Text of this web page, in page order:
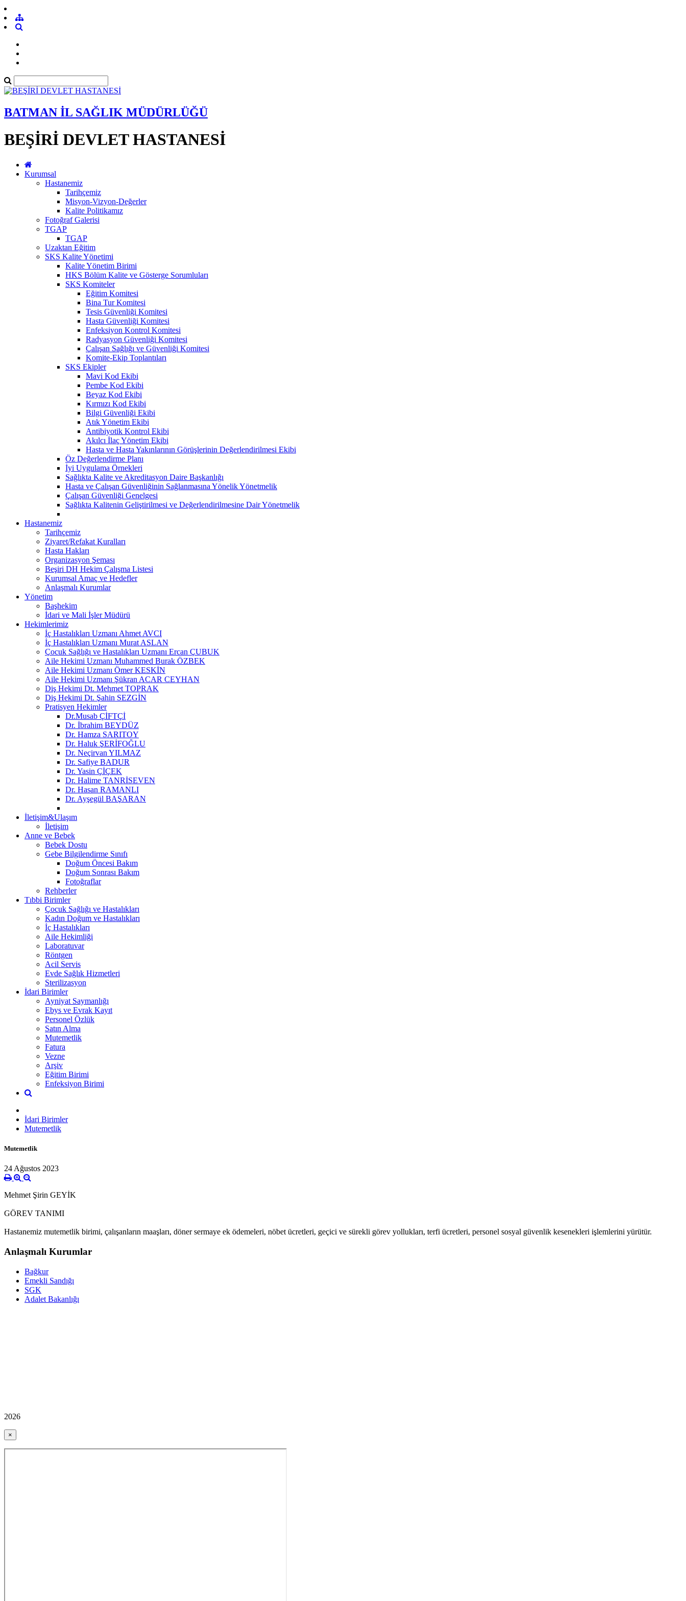
BATMAN İL SAĞLIK MÜDÜRLÜĞÜ
BEŞİRİ DEVLET HASTANESİ
Kurumsal
Hastanemiz
Tarihçemiz
Misyon-Vizyon-Değerler
Kalite Politikamız
Fotoğraf Galerisi
TGAP
TGAP
Uzaktan Eğitim
SKS Kalite Yönetimi
Kalite Yönetim Birimi
HKS Bölüm Kalite ve Gösterge Sorumluları
SKS Komiteler
Eğitim Komitesi
Bina Tur Komitesi
Tesis Güvenliği Komitesi
Hasta Güvenliği Komitesi
Enfeksiyon Kontrol Komitesi
Radyasyon Güvenliği Komitesi
Çalışan Sağlığı ve Güvenliği Komitesi
Komite-Ekip Toplantıları
SKS Ekipler
Mavi Kod Ekibi
Pembe Kod Ekibi
Beyaz Kod Ekibi
Kırmızı Kod Ekibi
Bilgi Güvenliği Ekibi
Atık Yönetim Ekibi
Antibiyotik Kontrol Ekibi
Akılcı İlaç Yönetim Ekibi
Hasta ve Hasta Yakınlarının Görüşlerinin Değerlendirilmesi Ekibi
Öz Değerlendirme Planı
İyi Uygulama Örnekleri
Sağlıkta Kalite ve Akreditasyon Daire Başkanlığı
Hasta ve Çalışan Güvenliğinin Sağlanmasına Yönelik Yönetmelik
Çalışan Güvenliği Genelgesi
Sağlıkta Kalitenin Geliştirilmesi ve Değerlendirilmesine Dair Yönetmelik
Hastanemiz
Tarihçemiz
Ziyaret/Refakat Kuralları
Hasta Hakları
Organizasyon Şeması
Beşiri DH Hekim Çalışma Listesi
Kurumsal Amaç ve Hedefler
Anlaşmalı Kurumlar
Yönetim
Başhekim
İdari ve Mali İşler Müdürü
Hekimlerimiz
İç Hastalıkları Uzmanı Ahmet AVCI
İç Hastalıkları Uzmanı Murat ASLAN
Çocuk Sağlığı ve Hastalıkları Uzmanı Ercan ÇUBUK
Aile Hekimi Uzmanı Muhammed Burak ÖZBEK
Aile Hekimi Uzmanı Ömer KESKİN
Aile Hekimi Uzmanı Şükran ACAR CEYHAN
Diş Hekimi Dt. Mehmet TOPRAK
Diş Hekimi Dt. Şahin SEZGİN
Pratisyen Hekimler
Dr.Musab ÇİFTÇİ
Dr. İbrahim BEYDÜZ
Dr. Hamza SARITOY
Dr. Haluk ŞERİFOĞLU
Dr. Neçirvan YILMAZ
Dr. Safiye BADUR
Dr. Yasin ÇİÇEK
Dr. Halime TANRİSEVEN
Dr. Hasan RAMANLI
Dr. Ayşegül BAŞARAN
İletişim&Ulaşım
İletişim
Anne ve Bebek
Bebek Dostu
Gebe Bilgilendirme Sınıfı
Doğum Öncesi Bakım
Doğum Sonrası Bakım
Fotoğraflar
Rehberler
Tıbbi Birimler
Çocuk Sağlığı ve Hastalıkları
Kadın Doğum ve Hastalıkları
İç Hastalıkları
Aile Hekimliği
Laboratuvar
Röntgen
Acil Servis
Evde Sağlık Hizmetleri
Sterilizasyon
İdari Birimler
Ayniyat Saymanlığı
Ebys ve Evrak Kayıt
Personel Özlük
Satın Alma
Mutemetlik
Fatura
Vezne
Arşiv
Eğitim Birimi
Enfeksiyon Birimi
İdari Birimler
Mutemetlik
Mutemetlik
24 Ağustos 2023
Mehmet Şirin GEYİK
GÖREV TANIMI
Hastanemiz mutemetlik birimi, çalışanların maaşları, döner sermaye ek ödemeleri, nöbet ücretleri, geçici ve sürekli görev yollukları, terfi ücretleri, personel sosyal güvenlik kesenekleri işlemlerini yürütür.
Anlaşmalı Kurumlar
Bağkur
Emekli Sandığı
SGK
Adalet Bakanlığı
2026
×